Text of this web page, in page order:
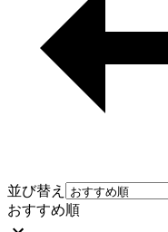
並び替え
おすすめ順